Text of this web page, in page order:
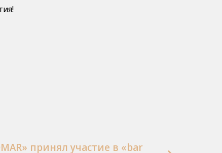
принял участие в «bar